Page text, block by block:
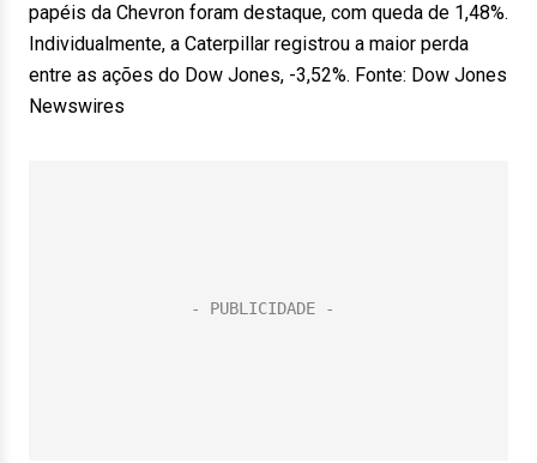
papéis da Chevron foram destaque, com queda de 1,48%.
Individualmente, a Caterpillar registrou a maior perda
entre as ações do Dow Jones, -3,52%. Fonte: Dow Jones
Newswires